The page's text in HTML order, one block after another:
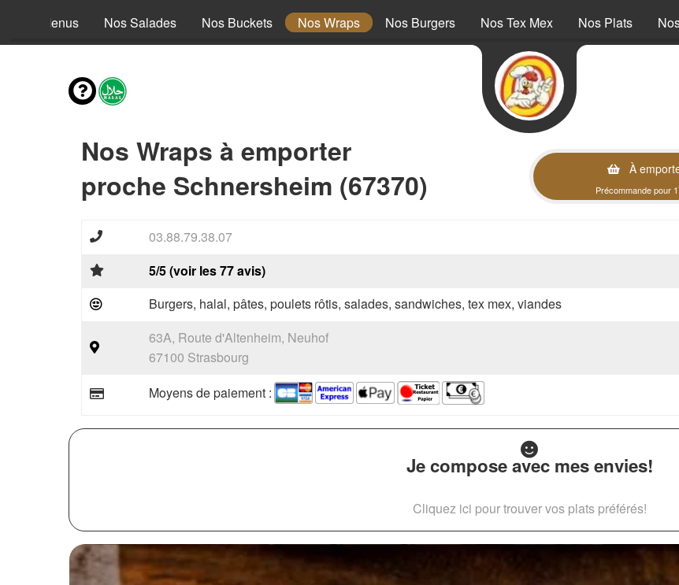
Nos Menus Nos Salades Nos Buckets Nos Wraps Nos Burgers Nos Tex Mex Nos Plats
Nos Wraps à emporter
proche Schnersheim (67370)
À
Précommande pour
03.88.79.38.07
5/5 (voir les 77 avis)
Burgers, halal, pâtes, poulets rôtis, salades, sandwiches, tex mex, viandes
63A, Route d'Altenheim, Neuhof
67100 Strasbourg
Moyens de paiement :
Je compose avec mes envies!
Cliquez ici pour trouver vos plats préférés!